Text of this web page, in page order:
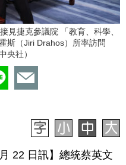
見捷克參議院 「教育、科學、
斯（Jiri Drahos）所率訪問
央社）
22 日訊】總統蔡英文